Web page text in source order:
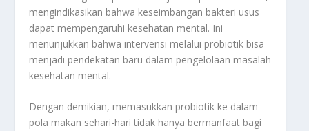
mengindikasikan bahwa keseimbangan bakteri usus
dapat mempengaruhi kesehatan mental. Ini
menunjukkan bahwa intervensi melalui probiotik bisa
menjadi pendekatan baru dalam pengelolaan masalah
kesehatan mental.
Dengan demikian, memasukkan probiotik ke dalam
pola makan sehari-hari tidak hanya bermanfaat bagi